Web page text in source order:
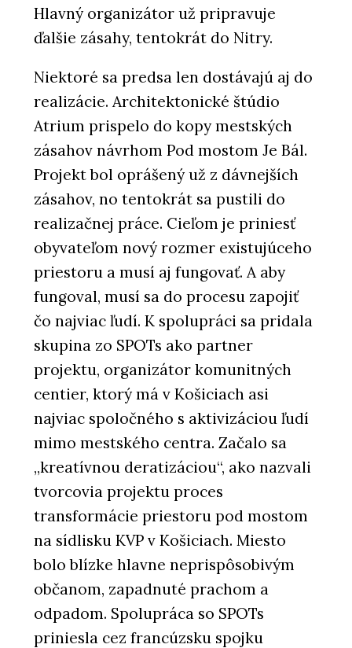
Hlavný organizátor už pripravuje
ďalšie zásahy, tentokrát do Nitry.
Niektoré sa predsa len dostávajú aj do
realizácie. Architektonické štúdio
Atrium prispelo do kopy mestských
zásahov návrhom Pod mostom Je Bál.
Projekt bol oprášený už z dávnejších
zásahov, no tentokrát sa pustili do
realizačnej práce. Cieľom je priniesť
obyvateľom nový rozmer existujúceho
priestoru a musí aj fungovať. A aby
fungoval, musí sa do procesu zapojiť
čo najviac ľudí. K spolupráci sa pridala
skupina zo SPOTs ako partner
projektu, organizátor komunitných
centier, ktorý má v Košiciach asi
najviac spoločného s aktivizáciou ľudí
mimo mestského centra. Začalo sa
„kreatívnou deratizáciou“, ako nazvali
tvorcovia projektu proces
transformácie priestoru pod mostom
na sídlisku KVP v Košiciach. Miesto
bolo blízke hlavne neprispôsobivým
občanom, zapadnuté prachom a
odpadom. Spolupráca so SPOTs
priniesla cez francúzsku spojku